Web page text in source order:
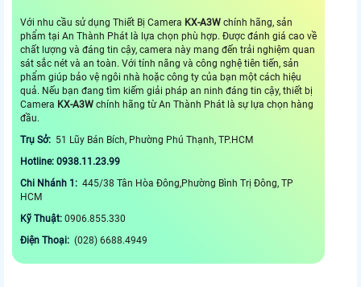
Với nhu cầu sử dụng Thiết Bị Camera KX-A3W chính hãng, sản
phẩm tại An Thành Phát là lựa chọn phù hợp. Được đánh giá cao về
chất lượng và đáng tin cậy, camera này mang đến trải nghiệm quan
sát sắc nét và an toàn. Với tính năng và công nghệ tiên tiến, sản
phẩm giúp bảo vệ ngôi nhà hoặc công ty của bạn một cách hiệu
quả. Nếu bạn đang tìm kiếm giải pháp an ninh đáng tin cậy, thiết bị
Camera KX-A3W chính hãng từ An Thành Phát là sự lựa chọn hàng
đầu.
Trụ Sở: 51 Lũy Bán Bích, Phường Phú Thạnh, TP.HCM
Hotline: 0938.11.23.99
Chi Nhánh 1: 445/38 Tân Hòa Đông,Phường Bình Trị Đông, TP
HCM
Kỹ Thuật: 0906.855.330
Điện Thoại: (028) 6688.4949